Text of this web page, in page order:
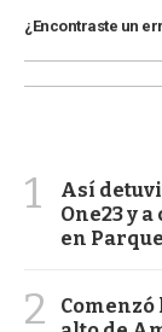
¿Encontraste un
1
Así
One23 y
en
2